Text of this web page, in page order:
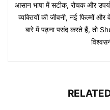
आसान भाषा में सटीक, रोचक और
व्यक्तियों की जीवनी, नई फिल्मों
बारे में पढ़ना पसंद करते हैं, तो